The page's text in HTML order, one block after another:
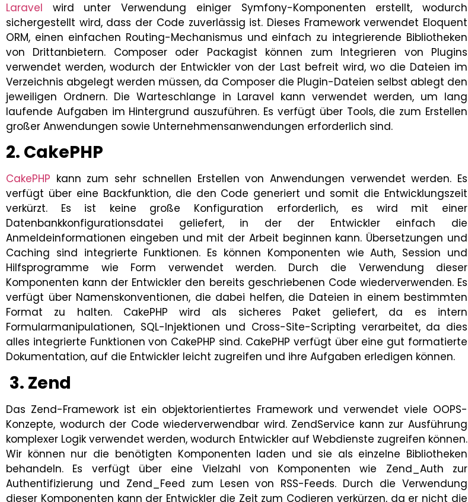
Laravel wird unter Verwendung einiger Symfony-Komponenten erstellt, wodurch
sichergestellt wird, dass der Code zuverlässig ist. Dieses Framework verwendet Eloquent
ORM, einen einfachen Routing-Mechanismus und einfach zu integrierende Bibliotheken
von Drittanbietern. Composer oder Packagist können zum Integrieren von Plugins
verwendet werden, wodurch der Entwickler von der Last befreit wird, wo die Dateien im
Verzeichnis abgelegt werden müssen, da Composer die Plugin-Dateien selbst ablegt den
jeweiligen Ordnern. Die Warteschlange in Laravel kann verwendet werden, um lang
laufende Aufgaben im Hintergrund auszuführen. Es verfügt über Tools, die zum Erstellen
großer Anwendungen sowie Unternehmensanwendungen erforderlich sind.
2. CakePHP
CakePHP kann zum sehr schnellen Erstellen von Anwendungen verwendet werden. Es
verfügt über eine Backfunktion, die den Code generiert und somit die Entwicklungszeit
verkürzt. Es ist keine große Konfiguration erforderlich, es wird mit einer
Datenbankkonfigurationsdatei geliefert, in der der Entwickler einfach die
Anmeldeinformationen eingeben und mit der Arbeit beginnen kann. Übersetzungen und
Caching sind integrierte Funktionen. Es können Komponenten wie Auth, Session und
Hilfsprogramme wie Form verwendet werden. Durch die Verwendung dieser
Komponenten kann der Entwickler den bereits geschriebenen Code wiederverwenden. Es
verfügt über Namenskonventionen, die dabei helfen, die Dateien in einem bestimmten
Format zu halten. CakePHP wird als sicheres Paket geliefert, da es intern
Formularmanipulationen, SQL-Injektionen und Cross-Site-Scripting verarbeitet, da dies
alles integrierte Funktionen von CakePHP sind. CakePHP verfügt über eine gut formatierte
Dokumentation, auf die Entwickler leicht zugreifen und ihre Aufgaben erledigen können.
3. Zend
Das Zend-Framework ist ein objektorientiertes Framework und verwendet viele OOPS-
Konzepte, wodurch der Code wiederverwendbar wird. ZendService kann zur Ausführung
komplexer Logik verwendet werden, wodurch Entwickler auf Webdienste zugreifen können.
Wir können nur die benötigten Komponenten laden und sie als einzelne Bibliotheken
behandeln. Es verfügt über eine Vielzahl von Komponenten wie Zend_Auth zur
Authentifizierung und Zend_Feed zum Lesen von RSS-Feeds. Durch die Verwendung
dieser Komponenten kann der Entwickler die Zeit zum Codieren verkürzen, da er nicht die